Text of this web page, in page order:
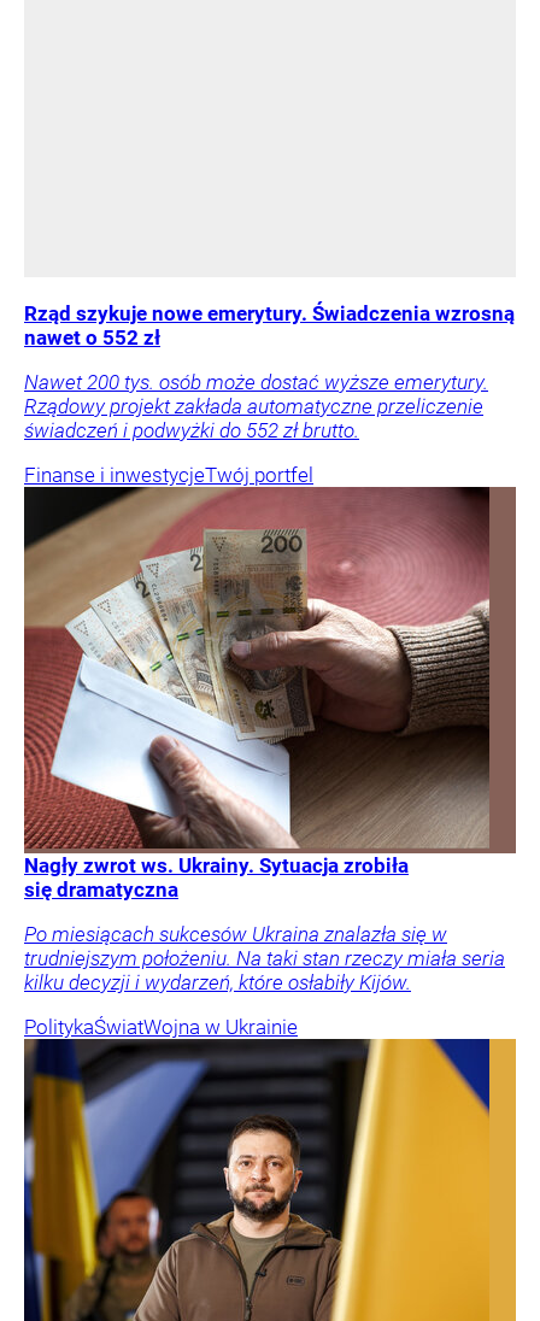
Rząd szykuje nowe emerytury. Świadczenia wzrosną
nawet o 552 zł
Nawet 200 tys. osób może dostać wyższe emerytury.
Rządowy projekt zakłada automatyczne przeliczenie
świadczeń i podwyżki do 552 zł brutto.
Finanse i inwestycjeTwój portfel
Nagły zwrot ws. Ukrainy. Sytuacja zrobiła
się dramatyczna
Po miesiącach sukcesów Ukraina znalazła się w
trudniejszym położeniu. Na taki stan rzeczy miała seria
kilku decyzji i wydarzeń, które osłabiły Kijów.
PolitykaŚwiatWojna w Ukrainie